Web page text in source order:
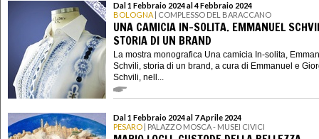
Dal 1 Febbraio 2024 al 4 Febbraio 2024
BOLOGNA | COMPLESSO DEL BARACCANO
UNA CAMICIA IN-SOLITA. EMMANUEL
STORIA DI UN BRAND
La mostra monografica Una camicia In-solita,
Schvili, storia di un brand, a cura di Emmanuel e
Schvili, nell...
Dal 1 Febbraio 2024 al 7 Aprile 2024
PESARO | PALAZZO MOSCA - MUSEI CIVICI